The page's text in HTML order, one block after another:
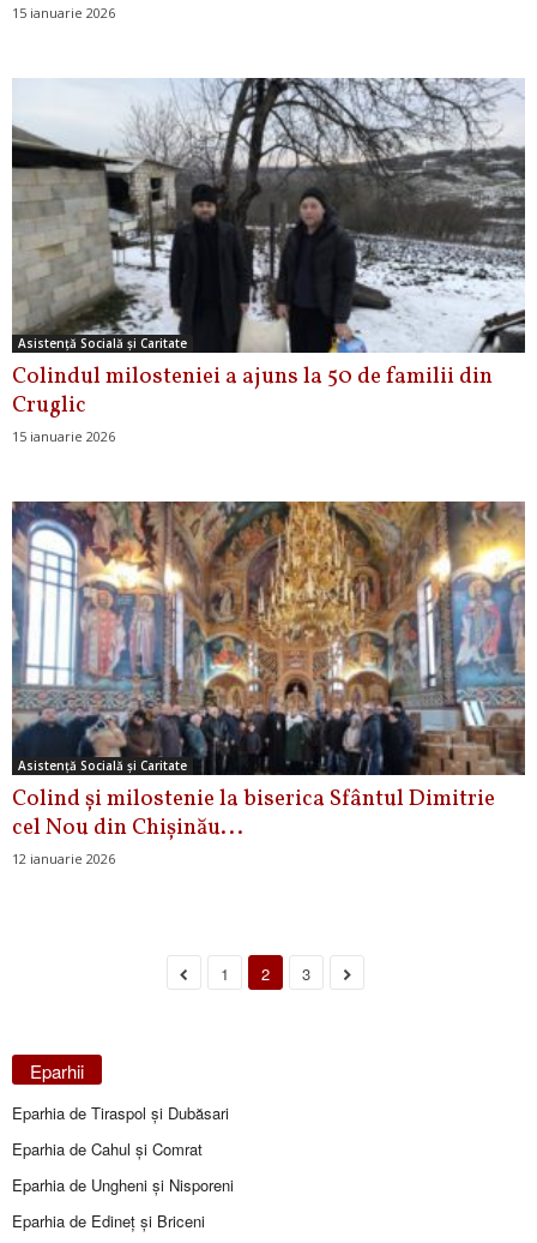
15 ianuarie 2026
Asistență Socială și Caritate
Colindul milosteniei a ajuns la 50 de familii din
Cruglic
15 ianuarie 2026
Asistență Socială și Caritate
Colind și milostenie la biserica Sfântul Dimitrie
cel Nou din Chișinău...
12 ianuarie 2026
1 2 3
Eparhii
Eparhia de Tiraspol și Dubăsari
Eparhia de Cahul și Comrat
Eparhia de Ungheni și Nisporeni
Eparhia de Edineţ şi Briceni